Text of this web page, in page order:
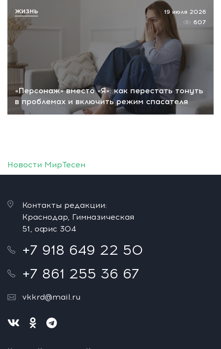
«Персонаж» вместо «Я»: как перестать тонуть
в проблемах и включить режим спасателя
19 июля 2026
607
ЖИЗНЬ
Новости МирТесен
Контакты редакции:
Краснодар, Гимназическая
51, офис 304
+7 918 649 22 50
+7 861 255 36 67
vkkrd@mail.ru